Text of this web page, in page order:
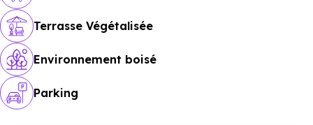
Terrasse Végétalisée
Environnement boisé
Parking